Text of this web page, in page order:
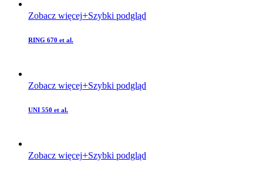
Zobacz więcej Szybki podgląd
RING 670 et al.
Zobacz więcej Szybki podgląd
UNI 550 et al.
Zobacz więcej Szybki podgląd